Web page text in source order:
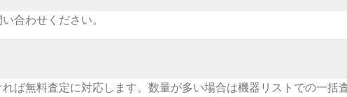
合わせください。
ば無料査定に対応します。数量が多い場合は機器リストでの一括